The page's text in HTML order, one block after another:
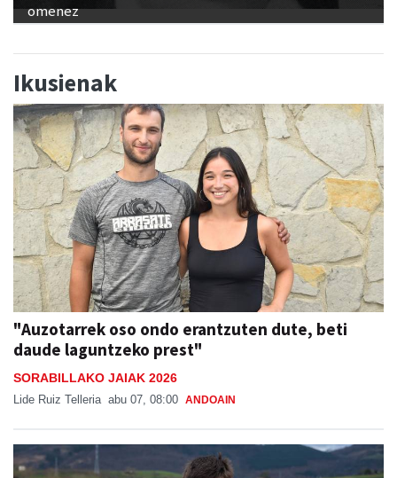
omenez
Ikusienak
"Auzotarrek oso ondo erantzuten dute, beti
daude laguntzeko prest"
SORABILLAKO JAIAK 2026
Lide Ruiz Telleria abu 07, 08:00 ANDOAIN